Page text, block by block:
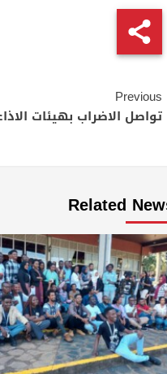
Continue
Reading
Previous
تواصل الاضراب بهيئات
Related